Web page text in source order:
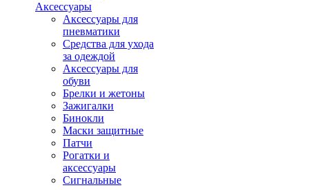
Аксессуары
Аксессуары для
пневматики
Средства для ухода
за одеждой
Аксессуары для
обуви
Брелки и жетоны
Зажигалки
Бинокли
Маски защитные
Патчи
Рогатки и
аксессуары
Сигнальные